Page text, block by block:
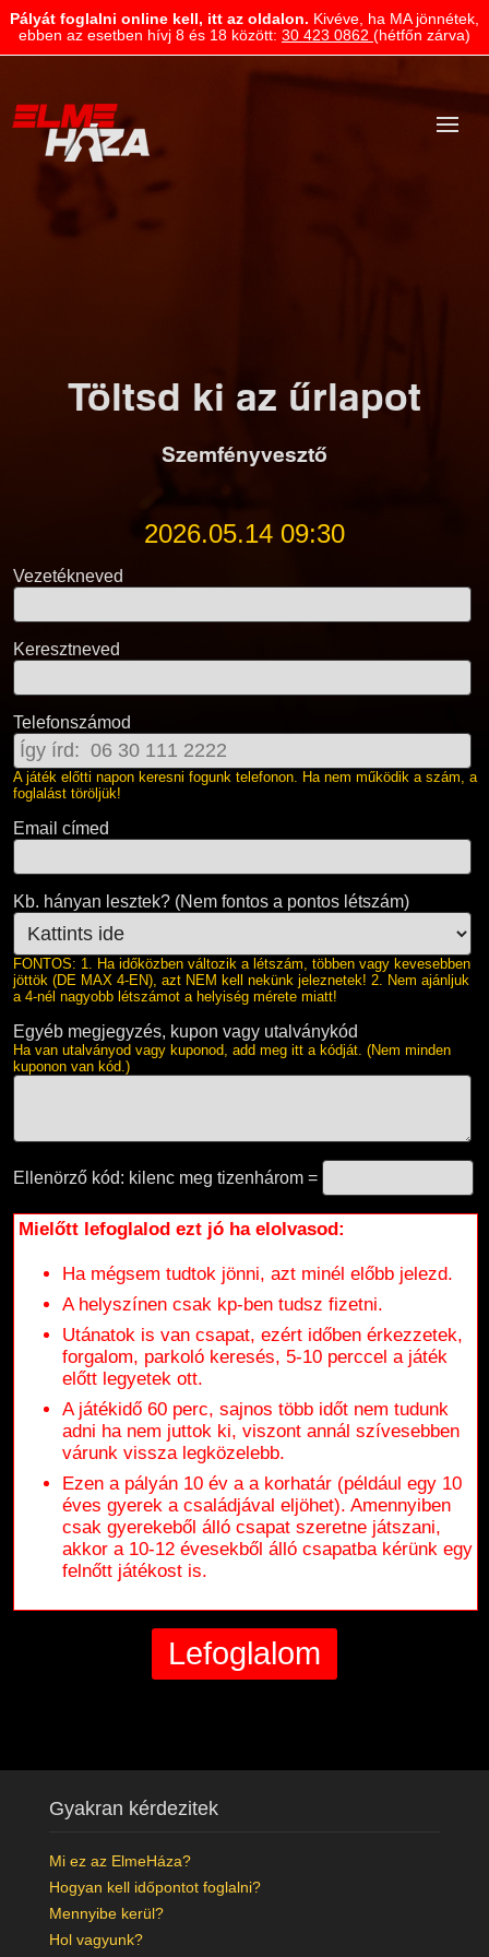
Pályát foglalni online kell, itt az oldalon. Kivéve, ha MA jönnétek,
ebben az esetben hívj 8 és 18 között: 30 423 0862 (hétfőn zárva)
Töltsd ki az űrlapot
Szemfényvesztő
2026.05.14 09:30
Vezetékneved
Keresztneved
Telefonszámod
A játék előtti napon keresni fogunk telefonon. Ha nem működik a szám, a
foglalást töröljük!
Email címed
Kb. hányan lesztek? (Nem fontos a pontos létszám)
FONTOS: 1. Ha időközben változik a létszám, többen vagy kevesebben
jöttök (DE MAX 4-EN), azt NEM kell nekünk jeleznetek! 2. Nem ajánljuk
a 4-nél nagyobb létszámot a helyiség mérete miatt!
Egyéb megjegyzés, kupon vagy utalványkód
Ha van utalványod vagy kuponod, add meg itt a kódját. (Nem minden
kuponon van kód.)
Ellenörző kód: kilenc meg tizenhárom =
Mielőtt lefoglalod ezt jó ha elolvasod:
Ha mégsem tudtok jönni, azt minél előbb jelezd.
A helyszínen csak kp-ben tudsz fizetni.
Utánatok is van csapat, ezért időben érkezzetek,
forgalom, parkoló keresés, 5-10 perccel a játék
előtt legyetek ott.
A játékidő 60 perc, sajnos több időt nem tudunk
adni ha nem juttok ki, viszont annál szívesebben
várunk vissza legközelebb.
Ezen a pályán 10 év a a korhatár (például egy 10
éves gyerek a családjával eljöhet). Amennyiben
csak gyerekeből álló csapat szeretne játszani,
akkor a 10-12 évesekből álló csapatba kérünk egy
felnőtt játékost is.
Gyakran kérdezitek
Mi ez az ElmeHáza?
Hogyan kell időpontot foglalni?
Mennyibe kerül?
Hol vagyunk?